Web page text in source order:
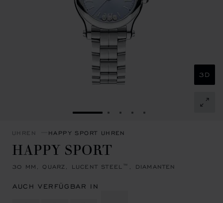
ZUR FOLIE GEHEN 1
ZUR FOLIE GEHEN 2
ZUR FOLIE GEHEN 3
ZUR FOLIE GEHEN 4
ZUR FOLIE GEHEN
3D
UHREN HAPPY SPORT UHREN
HAPPY SPORT
30 MM, QUARZ, LUCENT STEEL™, DIAMANTEN
AUCH VERFÜGBAR IN